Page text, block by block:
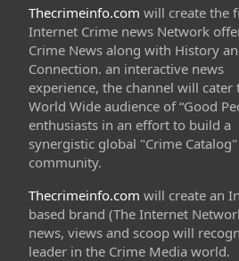
Thecrimeinfo.com will create the
Internet Crime news Network
Crime News along with History
Connection. an interactive news
experience, the channel will cater
World Wide audience of “Good
enthusiasts in an effort to build a
synergistic global "Crime Catalog"
community.
Thecrimeinfo.com will create an
based brand (The Internet
news, views and scoop will
leader in the Crime Media world.